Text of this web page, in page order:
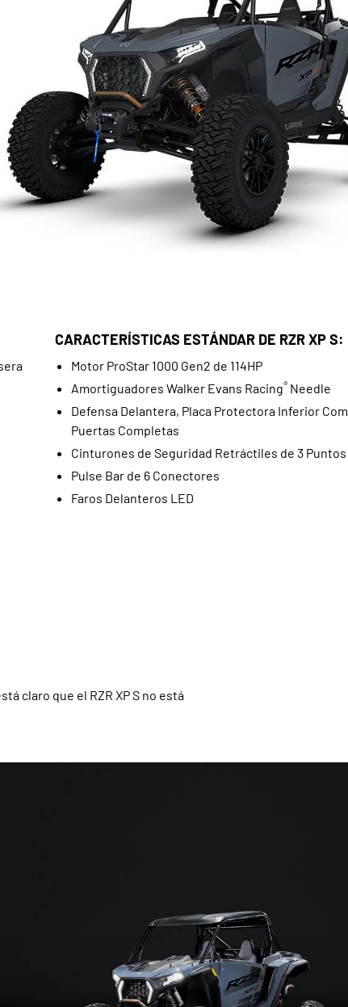
CARACTERÍSTICAS ESTÁNDAR DE RZR XP S:
Motor ProStar 1000 Gen2 de 114HP
Amortiguadores Walker Evans Racing®Needle
Defensa Delantera, Placa Protectora Inferior
Puertas Completas
Cinturones de Seguridad Retráctiles de 3 Puntos
Pulse Bar de 6 Conectores
Faros Delanteros LED
claro que el RZR XP S no está